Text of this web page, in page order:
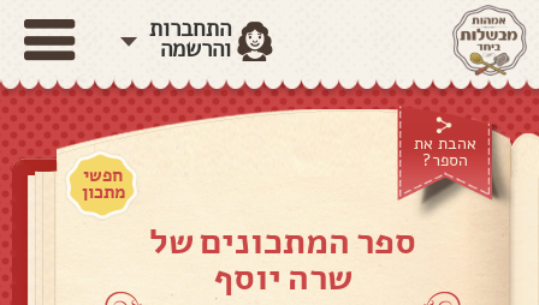
התחברות
והרשמה
אהבת את
הספר?
חפשי
מתכון
ספר המתכונים של
שרה יוסף